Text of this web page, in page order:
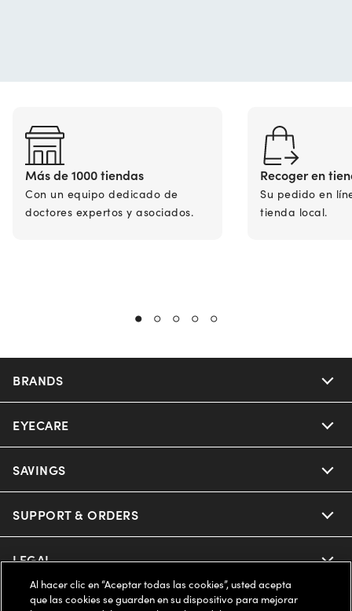
Más de 1000 tiendas
Con un equipo dedicado de
doctores expertos y asociados.
Recoger en
Su pedido en
tienda local.
BRANDS
Nuance Audio
Ray-Ban
Oakley Meta
EYECARE
Our Eyeglasses
Our Sunglasses
Ray-Ban | Meta
SAVINGS
Offers & Discount
Insurance
FSA & HSA
SUPPORT & ORDERS
Help Center
Online Order Status
LEGAL
Privacy Policy
COMPANY INFO
Al hacer clic en “Aceptar todas las cookies”, usted acepta
que las cookies se guarden en su dispositivo para mejorar